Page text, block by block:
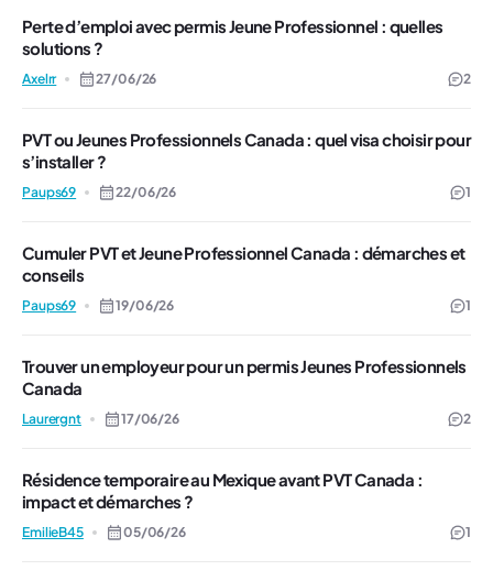
Perte d’emploi avec permis Jeune Professionnel : quelles
solutions ?
Axelrr 27/06/26 2
PVT ou Jeunes Professionnels Canada : quel visa choisir pour
s’installer ?
Paups69 22/06/26 1
Cumuler PVT et Jeune Professionnel Canada : démarches et
conseils
Paups69 19/06/26 1
Trouver un employeur pour un permis Jeunes Professionnels
Canada
Laurergnt 17/06/26 2
Résidence temporaire au Mexique avant PVT Canada :
impact et démarches ?
EmilieB45 05/06/26 1